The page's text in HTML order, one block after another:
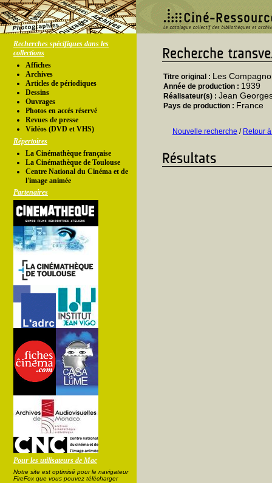
Recherches spécifiques dans les
collections
Affiches
Archives
Articles de périodiques
Dessins
Ouvrages
Photos en accés réservé
Revues de presse
Vidéos (DVD et VHS)
Répertoires
La Cinémathèque française
La Cinémathèque de Toulouse
Centre National du Cinéma et de
l'image animée
Partenaires
Pour les utilisateurs de Mac
Notre site est optimisé pour le navigateur
FireFox que vous pouvez télécharger
Titre original : Les
Année de production : 1939
Réalisateur(s) : Jean
Pays de production : France
Nouvelle recherche / Retour